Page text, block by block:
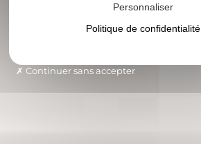
Personnaliser
Politique de confidentialité
Continuer sans accepter